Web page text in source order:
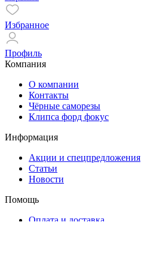
Избранное
Профиль
Компания
О компании
Контакты
Чёрные саморезы
Клипса форд фокус
Информация
Акции и спецпредложения
Статьи
Новости
Помощь
Оплата и доставка